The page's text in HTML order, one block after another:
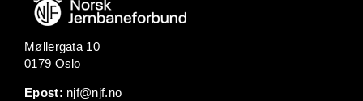
Møllergata 10
0179 Oslo
Epost: njf@njf.no